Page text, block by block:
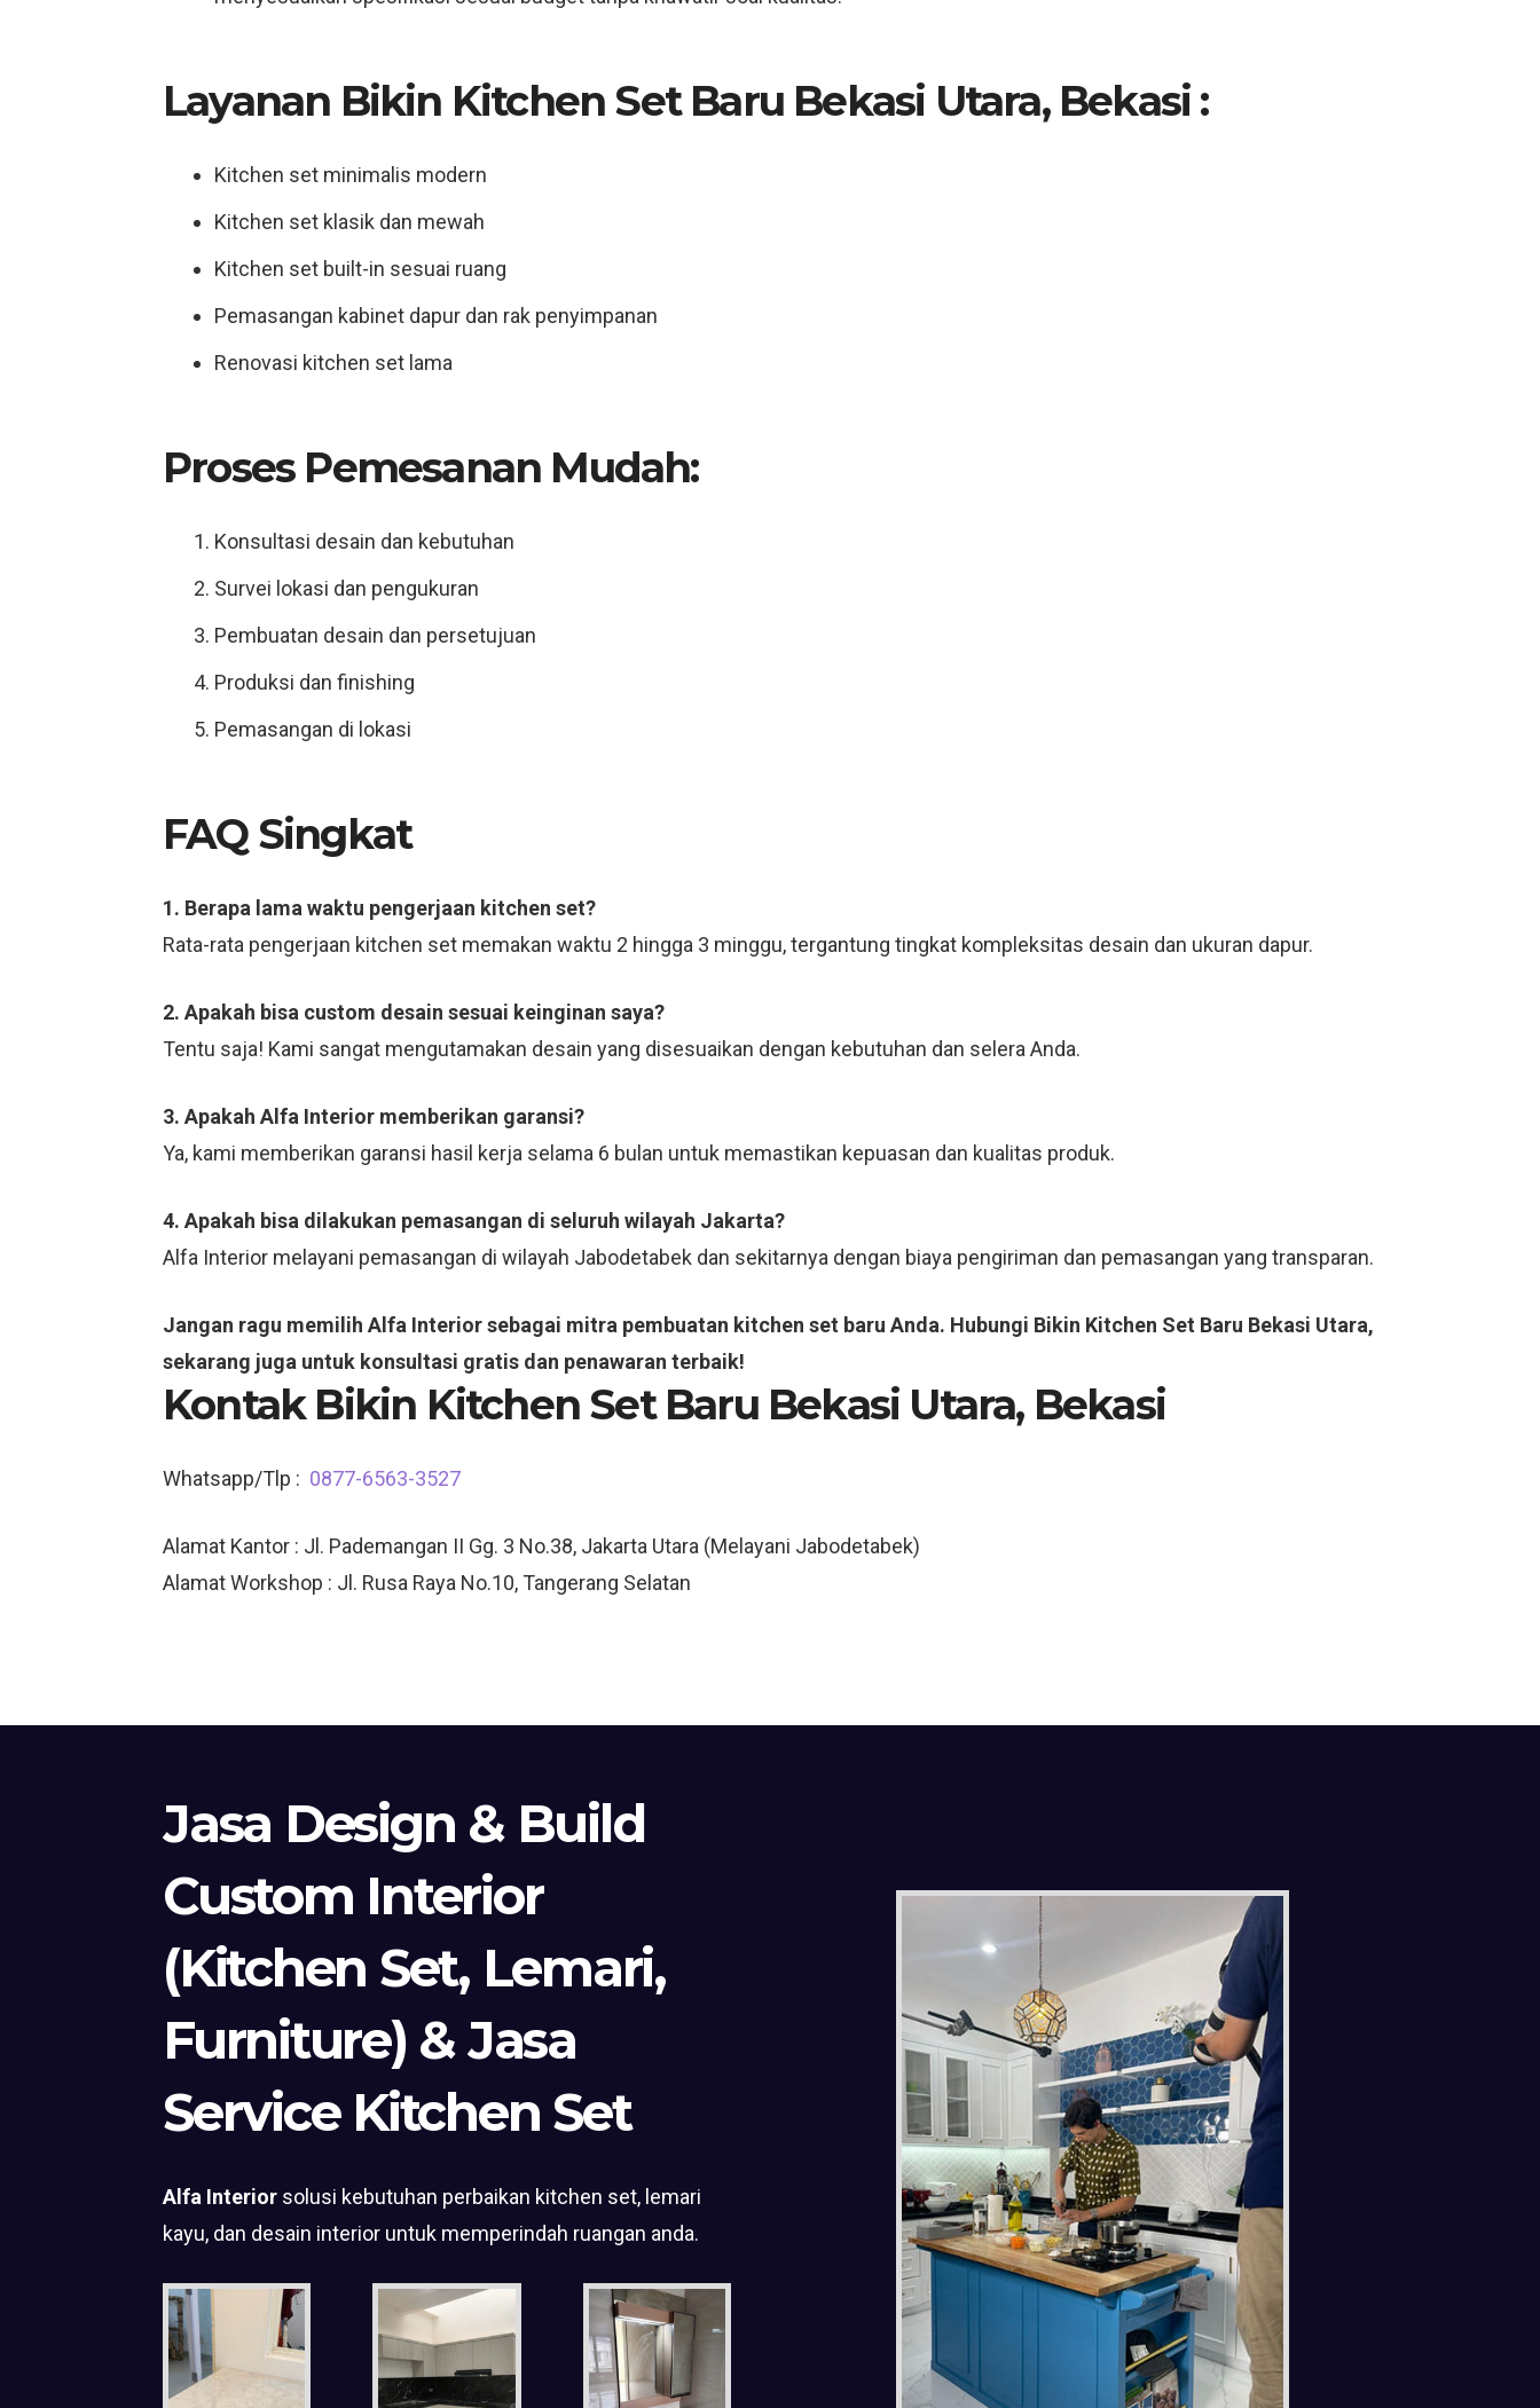
Layanan Bikin Kitchen Set Baru Bekasi Utara, Bekasi :
Kitchen set minimalis modern
Kitchen set klasik dan mewah
Kitchen set built-in sesuai ruang
Pemasangan kabinet dapur dan rak penyimpanan
Renovasi kitchen set lama
Proses Pemesanan Mudah:
Konsultasi desain dan kebutuhan
Survei lokasi dan pengukuran
Pembuatan desain dan persetujuan
Produksi dan finishing
Pemasangan di lokasi
FAQ Singkat
1. Berapa lama waktu pengerjaan kitchen set?
Rata-rata pengerjaan kitchen set memakan waktu 2 hingga 3 minggu, tergantung tingkat kompleksitas desain dan ukuran dapur.
2. Apakah bisa custom desain sesuai keinginan saya?
Tentu saja! Kami sangat mengutamakan desain yang disesuaikan dengan kebutuhan dan selera Anda.
3. Apakah Alfa Interior memberikan garansi?
Ya, kami memberikan garansi hasil kerja selama 6 bulan untuk memastikan kepuasan dan kualitas produk.
4. Apakah bisa dilakukan pemasangan di seluruh wilayah Jakarta?
Alfa Interior melayani pemasangan di wilayah Jabodetabek dan sekitarnya dengan biaya pengiriman dan pemasangan yang transparan.
Jangan ragu memilih Alfa Interior sebagai mitra pembuatan kitchen set baru Anda. Hubungi Bikin Kitchen Set Baru Bekasi Utara,
sekarang juga untuk konsultasi gratis dan penawaran terbaik!
Kontak Bikin Kitchen Set Baru Bekasi Utara, Bekasi
Whatsapp/Tlp : 0877-6563-3527
Alamat Kantor : Jl. Pademangan II Gg. 3 No.38, Jakarta Utara (Melayani Jabodetabek)
Alamat Workshop : Jl. Rusa Raya No.10, Tangerang Selatan
Jasa Design & Build
Custom Interior
(Kitchen Set, Lemari,
Furniture) & Jasa
Service Kitchen Set
Alfa Interior solusi kebutuhan perbaikan kitchen set, lemari
kayu, dan desain interior untuk memperindah ruangan anda.